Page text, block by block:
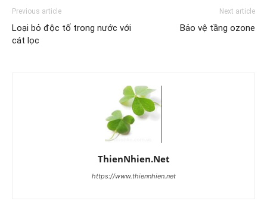
Previous article
Loại bỏ độc tố trong nước với
cát lọc
Next article
Bảo vệ tầng ozone
ThienNhien.Net
https://www.thiennhien.net